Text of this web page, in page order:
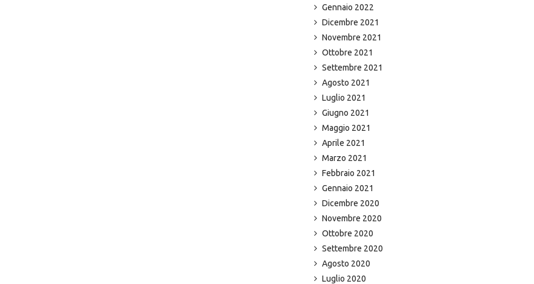
Gennaio 2022
Dicembre 2021
Novembre 2021
Ottobre 2021
Settembre 2021
Agosto 2021
Luglio 2021
Giugno 2021
Maggio 2021
Aprile 2021
Marzo 2021
Febbraio 2021
Gennaio 2021
Dicembre 2020
Novembre 2020
Ottobre 2020
Settembre 2020
Agosto 2020
Luglio 2020